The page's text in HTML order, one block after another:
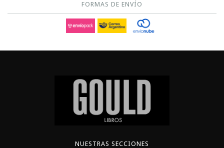
FORMAS DE ENVÍO
NUESTRAS SECCIONES